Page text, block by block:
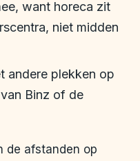
want horeca zit
niet midden
andere plekken op
Binz of de
de afstanden op